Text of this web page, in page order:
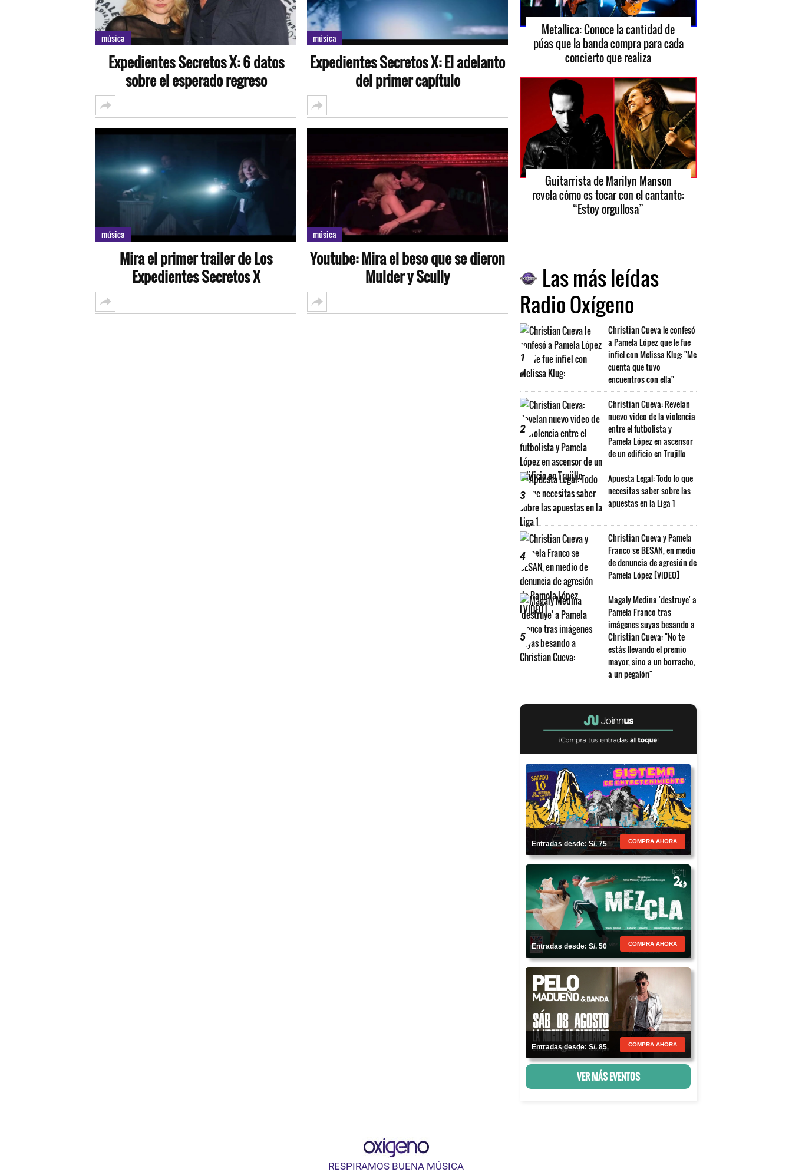
música
Expedientes Secretos X: 6 datos
sobre el esperado regreso
música
Mira el primer trailer de Los
Expedientes Secretos X
música
Expedientes Secretos X: El adelanto
del primer capítulo
música
Youtube: Mira el beso que se dieron
Mulder y Scully
Metallica: Conoce la cantidad de
púas que la banda compra para cada
concierto que realiza
Guitarrista de Marilyn Manson
revela cómo es tocar con el cantante:
“Estoy orgullosa”
Las más leídas
Radio Oxígeno
1
Christian Cueva le confesó
a Pamela López que le fue
infiel con Melissa Klug: "Me
cuenta que tuvo
encuentros con ella"
2
Christian Cueva: Revelan
nuevo video de la violencia
entre el futbolista y
Pamela López en ascensor
de un edificio en Trujillo
3
Apuesta Legal: Todo lo que
necesitas saber sobre las
apuestas en la Liga 1
4
Christian Cueva y Pamela
Franco se BESAN, en medio
de denuncia de agresión de
Pamela López [VIDEO]
5
Magaly Medina 'destruye' a
Pamela Franco tras
imágenes suyas besando a
Christian Cueva: "No te
estás llevando el premio
mayor, sino a un borracho,
a un pegalón"
Entradas desde: S/. 75 COMPRA AHORA
Entradas desde: S/. 50 COMPRA AHORA
Entradas desde: S/. 85 COMPRA AHORA
VER MÁS EVENTOS
RESPIRAMOS BUENA MÚSICA